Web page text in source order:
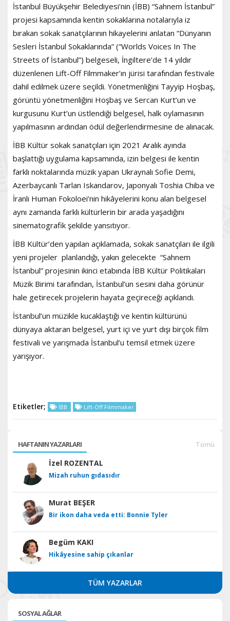
İstanbul Büyükşehir Belediyesi’nin (İBB) “Sahnem İstanbul”
projesi kapsamında kentin sokaklarına notalarıyla iz
bırakan sokak sanatçılarının hikayelerini anlatan “Dünyanın
Sesleri İstanbul Sokaklarında” (“Worlds Voices In The
Streets of İstanbul”) belgeseli, İngiltere’de 14 yıldır
düzenlenen Lift-Off Filmmaker’ın jürisi tarafından festivale
dahil edilmek üzere seçildi. Yönetmenliğini Tayyip Hoşbaş,
görüntü yönetmenliğini Hoşbaş ve Sercan Kurt’un ve
kurgusunu Kurt’un üstlendiği belgesel, halk oylamasının
yapılmasının ardından ödül değerlendirmesine de alınacak.
İBB Kültür sokak sanatçıları için 2021 Aralık ayında
başlattığı uygulama kapsamında, izin belgesi ile kentin
farklı noktalarında müzik yapan Ukraynalı Sofie Demi,
Azerbaycanlı Tarlan Iskandarov, Japonyalı Toshia Chiba ve
İranlı Human Fokoloei’nin hikâyelerini konu alan belgesel
aynı zamanda farklı kültürlerin bir arada yaşadığını
sinematografik şekilde yansıtıyor.
İBB Kültür’den yapılan açıklamada, sokak sanatçıları ile ilgili
yeni projeler planlandığı, yakın gelecekte “Sahnem
İstanbul” projesinin ikinci etabında İBB Kültür Politikaları
Müzik Birimi tarafından, İstanbul’un sesini daha görünür
hale getirecek projelerin hayata geçireceği açıklandı.
İstanbul’un müzikle kucaklaştığı ve kentin kültürünü
dünyaya aktaran belgesel, yurt içi ve yurt dışı birçok film
festivali ve yarışmada İstanbul’u temsil etmek üzere
yarışıyor.
Etiketler; İBB Lift-Off Filmmaker
HAFTANIN YAZARLARI Tümü
İzel ROZENTAL
Mizah ruhun gıdasıdır
Murat BEŞER
Bir ikon daha veda etti: Bonnie Tyler
Begüm KAKI
Hikâyesine sahip çıkanlar
TÜM YAZARLAR
SOSYAL AĞLAR